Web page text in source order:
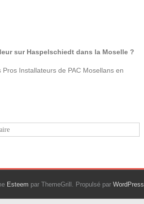
sur Haspelschiedt dans la Moselle ?
Installateurs de PAC Mosellans en
Esteem par ThemeGrill. Propulsé par WordPress